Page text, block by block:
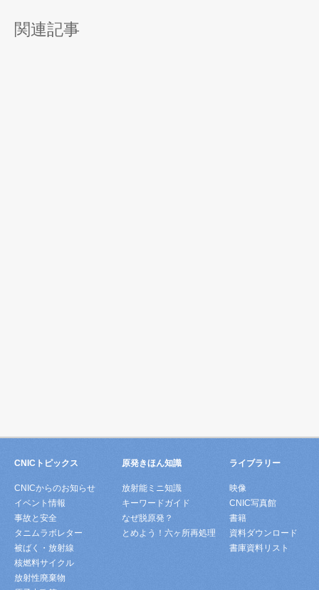
関連記事
CNICトピックス
CNICからのお知らせ
イベント情報
事故と安全
タニムラボレター
被ばく・放射線
核燃料サイクル
放射性廃棄物
原発きほん知識
放射能ミニ知識
キーワードガイド
なぜ脱原発？
とめよう！六ヶ所再処理
ライブラリー
映像
CNIC写真館
書籍
資料ダウンロード
書庫資料リスト